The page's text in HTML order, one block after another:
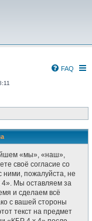
FAQ
«мы», «наш»,
своё согласие со
пожалуйста, не
4». Мы оставляем за
и сделаем всё
с вашей стороны
текст на предмет